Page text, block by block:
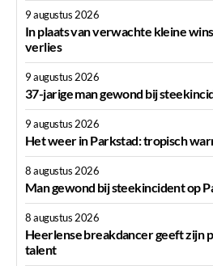
9 augustus 2026
In plaats van verwachte kleine
verlies
9 augustus 2026
37-jarige man gewond bij
9 augustus 2026
Het weer in Parkstad: tropisch
8 augustus 2026
Man gewond bij steekincident op
8 augustus 2026
Heerlense breakdancer geeft zijn
talent